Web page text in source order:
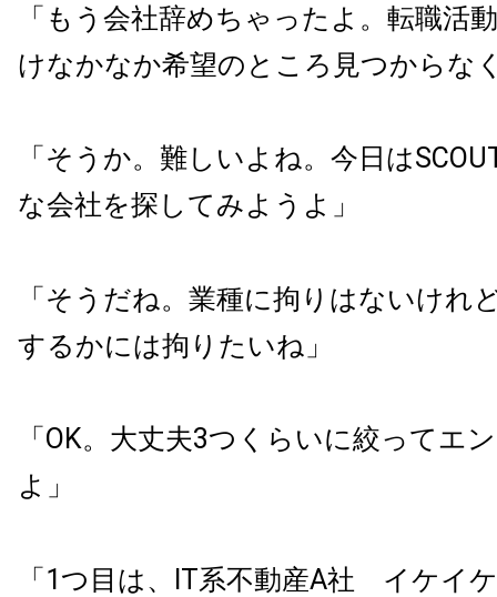
「もう会社辞めちゃったよ。転職活
けなかなか希望のところ見つからな
「そうか。難しいよね。今日は
な会社を探してみようよ」
「そうだね。業種に拘りはないけれ
するかには拘りたいね」
「OK。大丈夫3つくらいに絞ってエ
よ」
「 1 つ目は、 IT系不動産A社 イケイケ